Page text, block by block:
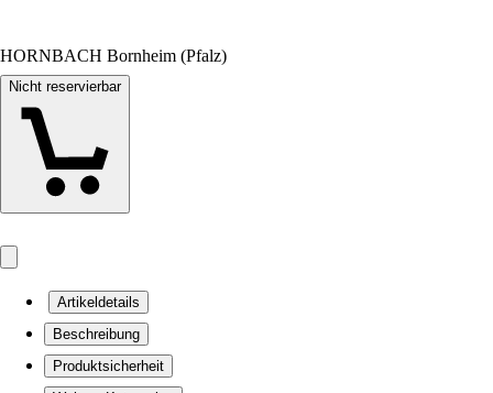
HORNBACH Bornheim (Pfalz)
Nicht reservierbar
Artikeldetails
Beschreibung
Produktsicherheit